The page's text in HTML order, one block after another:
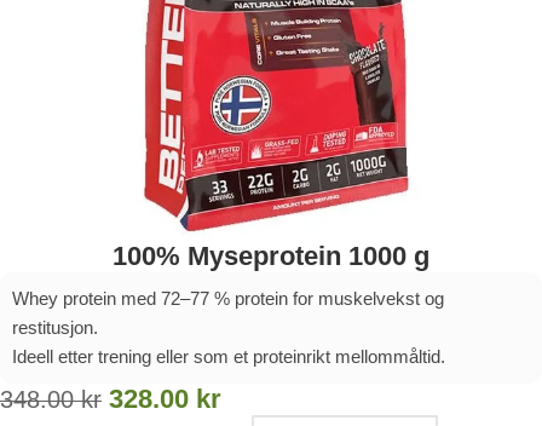
100% Myseprotein 1000 g
Whey protein med 72–77 % protein for muskelvekst og
restitusjon.
Ideell etter trening eller som et proteinrikt mellommåltid.
348.00kr 328.00 kr